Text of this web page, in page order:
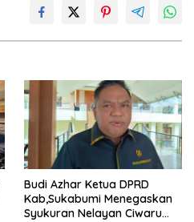
Budi Azhar Ketua DPRD
Kab,Sukabumi Menegaskan
Syukuran Nelayan Ciwaru